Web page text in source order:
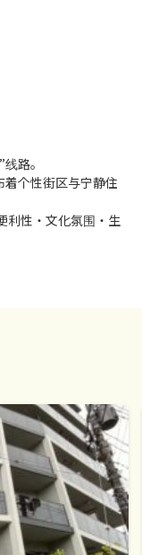
路。
个性街区与宁静住
利性・文化氛围・生